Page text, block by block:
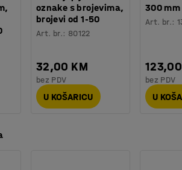
ljude da gube stvari i
i prljavštinu koja se skuplja ispod
najbolje odgovara vašim
stvorili idealno rješenje za sigurno
se posebno).
:
oznake s brojevima,
brojevi od 1-50
Art. br.: 80122
32,00 KM
bez PDV
U KOŠARICU
300 mm
Art. br.:
bez PDV
U